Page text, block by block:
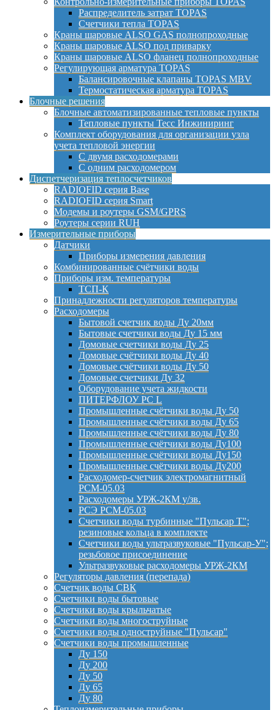
Распределитель затрат TOPAS
Счетчики тепла TOPAS
Краны шаровые ALSO GAS полнопроходные
Краны шаровые ALSO под приварку
Краны шаровые ALSO фланец полнопроходные
Регулирующая арматура TOPAS
Балансировочные клапаны TOPAS MBV
Термостатическая арматура TOPAS
Блочные решения
Блочные автоматизированные тепловые пункты
Тепловые пункты Тесс Инжиниринг
Комплект оборудования для организации узла
учета тепловой энергии
С двумя расходомерами
С одним расходомером
Диспетчеризация теплосчетчиков
RADIOFID серия Base
RADIOFID серия Smart
Модемы и роутеры GSM/GPRS
Роутеры серии RUH
Измерительные приборы
Датчики
Приборы измерения давления
Комбинированные счётчики воды
Приборы изм. температуры
ТСП-К
Принадлежности регуляторов температуры
Расходомеры
Бытовой счетчик воды Ду 20мм
Бытовые счетчики воды Ду 15 мм
Домовые счетчики воды Ду 25
Домовые счётчики воды Ду 40
Домовые счётчики воды Ду 50
Домовые счетчики Ду 32
Оборудование учета жидкости
ПИТЕРФЛОУ РС L
Промышленные счётчики воды Ду 50
Промышленные счётчики воды Ду 65
Промышленные счётчики воды Ду 80
Промышленные счётчики воды Ду100
Промышленные счётчики воды Ду150
Промышленные счётчики воды Ду200
Расходомер-счетчик электромагнитный
РСМ-05.03
Расходомеры УРЖ-2КМ у/зв.
РСЭ РСМ-05.03
Счетчики воды турбинные "Пульсар Т";
резиновые кольца в комплекте
Счетчики воды ультразвуковые "Пульсар-У";
резьбовое присоединение
Ультразвуковые расходомеры УРЖ-2КМ
Регуляторы давления (перепада)
Счетчик воды СВК
Счетчики воды бытовые
Счетчики воды крыльчатые
Счетчики воды многоструйные
Счетчики воды одноструйные "Пульсар"
Счетчики воды промышленные
Ду 150
Ду 200
Ду 50
Ду 65
Ду 80